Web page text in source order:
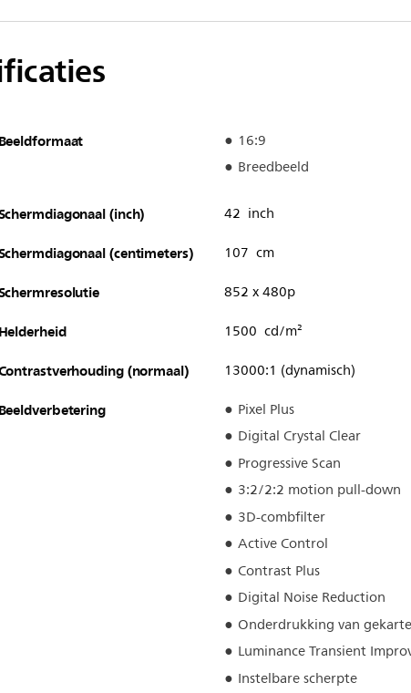
Beeldformaat
16:9
Breedbeeld
(inch) 42 inch
(centimeters) 107 cm
852 x 480p
Helderheid 1500 cd/m²
(normaal) 13000:1 (dynamisch)
Beeldverbetering
Pixel Plus
Digital Crystal Clear
Progressive Scan
3:2/2:2 motion pull-down
3D-combfilter
Active Control
Contrast Plus
Digital Noise Reduction
Onderdrukking van
Luminance Transient
Instelbare scherpte